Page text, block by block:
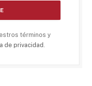
términos y
de privacidad